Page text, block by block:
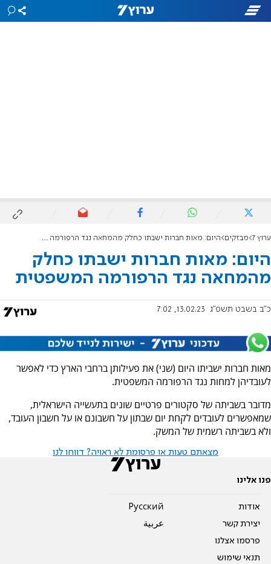
ערוץ 7 מבזקים היום: מאות חברות ישבתו כחלק מהמחאה נגד הרפורמה המשפטית
היום: מאות חברות ישבתו כחלק
מהמחאה נגד הרפורמה המשפטית
כ"ב בשבט תשפ"ג 13.02.23, 7:02
מאות חברות ישביתו היום (שני) את פעילותן ברחבי הארץ כדי לאפשר
לעובדיהן למחות נגד הרפורמה המשפטית.
מדובר בשביתה של סקטורים פרטיים שונים בתעשייה הישראלית,
שמאפשרים לעובדים לקחת יום שבתון על חשבונם או על חשבון העובד,
ולא בשביתה רשמית של המשק.
מצאתם טעות או פרסומת לא ראויה? דווחו לנו
פנו אלינו
אודות
יצירת קשר
פרסמו אצלנו
תנאי שימוש
Pусский
عربية